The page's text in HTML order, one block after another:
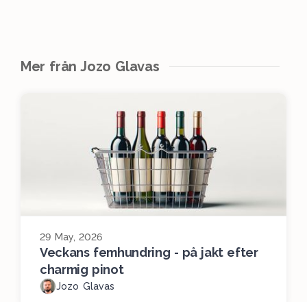
Mer från Jozo Glavas
29 May, 2026
Veckans femhundring - på jakt efter
charmig pinot
Jozo Glavas